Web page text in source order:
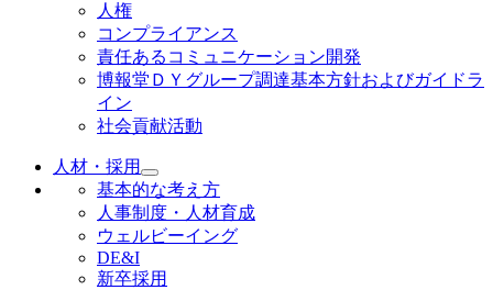
人権
コンプライアンス
責任あるコミュニケーション開発
博報堂ＤＹグループ調達基本方針およびガイドラ
イン
社会貢献活動
人材・採用
基本的な考え方
人事制度・人材育成
ウェルビーイング
DE&I
新卒採用